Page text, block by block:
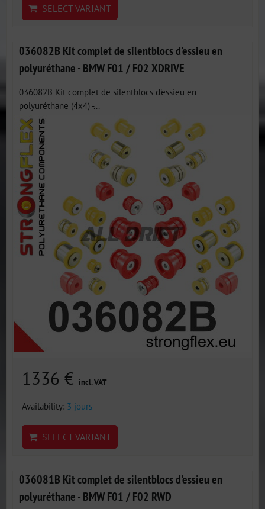
SELECT VARIANT
036082B Kit complet de silentblocs d'essieu en
polyuréthane - BMW F01 / F02 XDRIVE
036082B Kit complet de silentblocs d'essieu en
polyuréthane (4x4) -...
1336 € incl. VAT
Availability: 3 jours
SELECT VARIANT
036081B Kit complet de silentblocs d'essieu en
polyuréthane - BMW F01 / F02 RWD